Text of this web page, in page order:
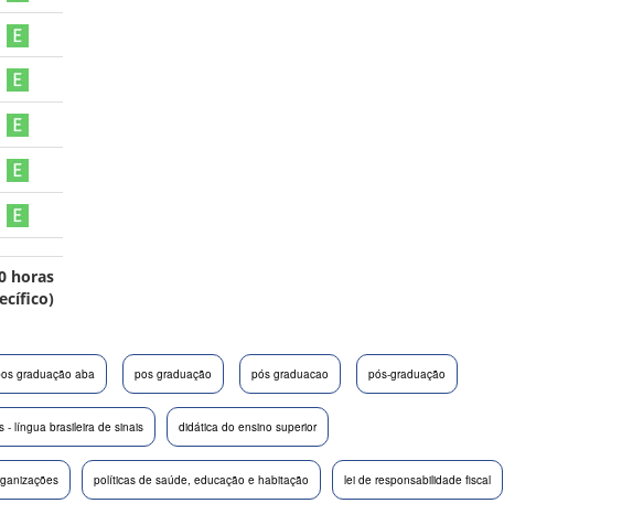
horas
graduação aba pos graduação pós graduacao pós-graduação
- língua brasileira de sinais didática do ensino superior
políticas de saúde, educação e habitação lei de responsabilidade fiscal